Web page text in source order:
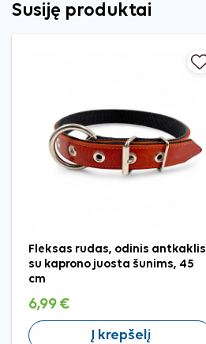
Susiję produktai
Fleksas rudas, odinis antkaklis
su kaprono juosta šunims, 45
cm
6,99 €
Į krepšelį